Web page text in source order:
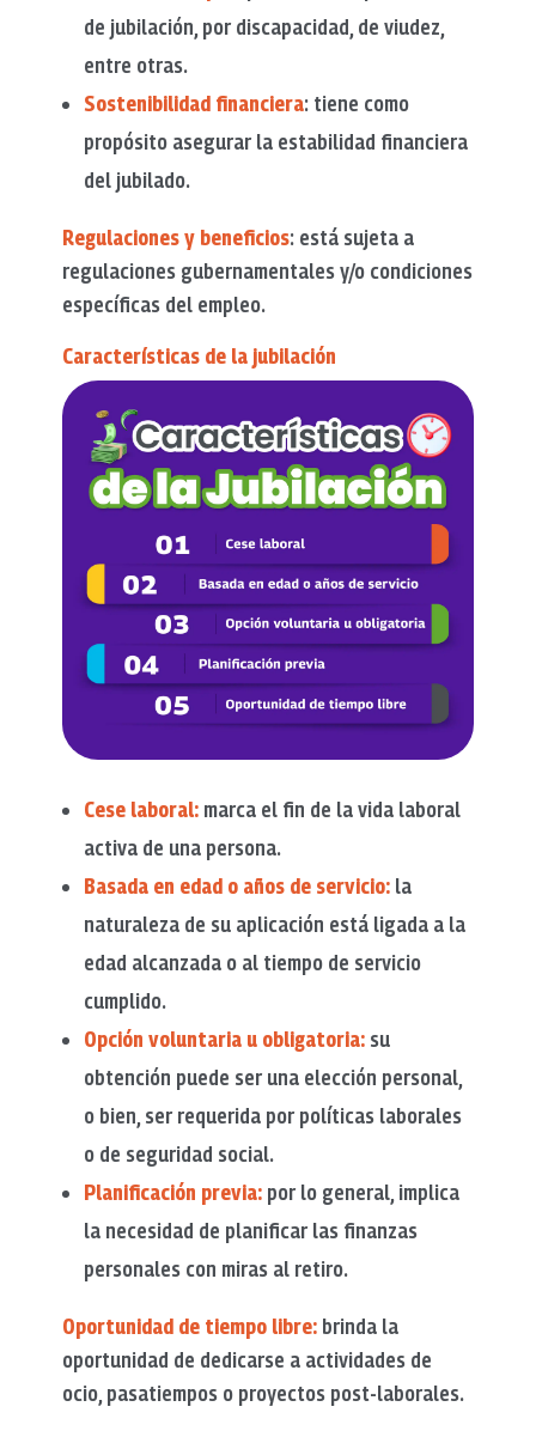
de jubilación, por discapacidad, de viudez,
entre otras.
Sostenibilidad financiera: tiene como
propósito asegurar la estabilidad financiera
del jubilado.
Regulaciones y beneficios: está sujeta a
regulaciones gubernamentales y/o condiciones
específicas del empleo.
Características de la jubilación
Cese laboral: marca el fin de la vida laboral
activa de una persona.
Basada en edad o años de servicio: la
naturaleza de su aplicación está ligada a la
edad alcanzada o al tiempo de servicio
cumplido.
Opción voluntaria u obligatoria: su
obtención puede ser una elección personal,
o bien, ser requerida por políticas laborales
o de seguridad social.
Planificación previa: por lo general, implica
la necesidad de planificar las finanzas
personales con miras al retiro.
Oportunidad de tiempo libre: brinda la
oportunidad de dedicarse a actividades de
ocio, pasatiempos o proyectos post-laborales.